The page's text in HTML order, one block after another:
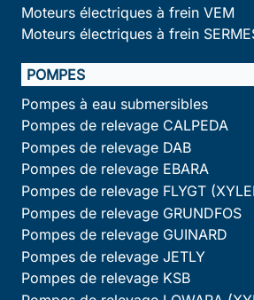
Moteurs électriques à frein VEM
Moteurs électriques à frein
POMPES
Pompes à eau submersibles
Pompes de relevage CALPEDA
Pompes de relevage DAB
Pompes de relevage EBARA
Pompes de relevage FLYGT
Pompes de relevage GRUNDFOS
Pompes de relevage GUINARD
Pompes de relevage JETLY
Pompes de relevage KSB